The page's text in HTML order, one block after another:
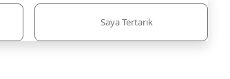
Saya Tertarik